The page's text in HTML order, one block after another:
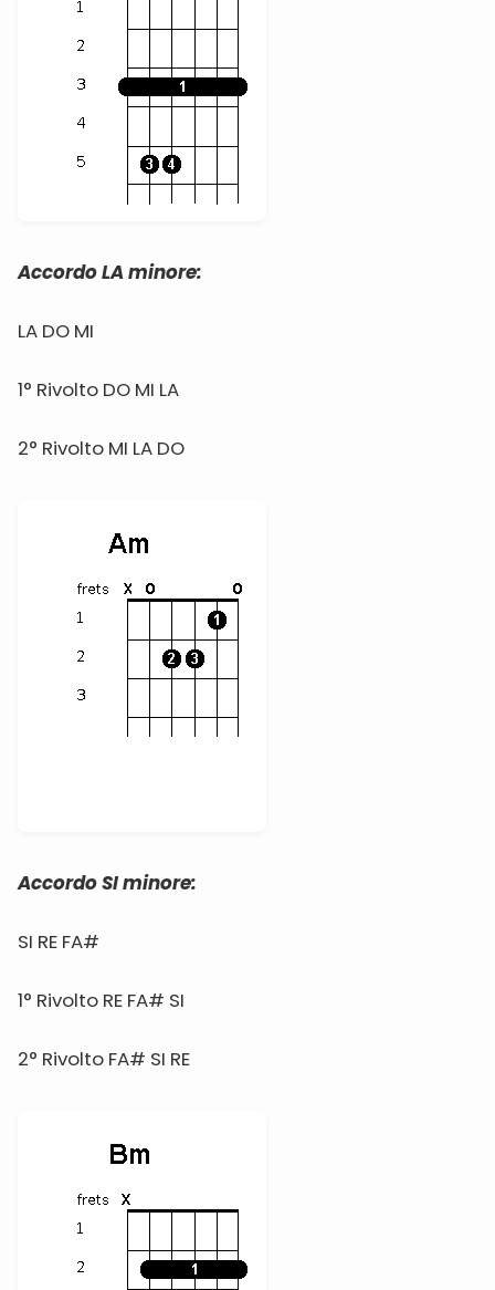
Accordo LA minore:
LA DO MI
1° Rivolto DO MI LA
2° Rivolto MI LA DO
Accordo SI minore:
SI RE FA#
1° Rivolto RE FA# SI
2° Rivolto FA# SI RE